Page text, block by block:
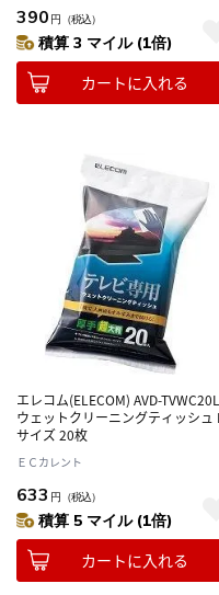
390 円 （税込）
積算 3 マイル (1倍)
カートに入れる
エレコム(ELECOM) AVD-
ウェットクリーニングティッシュ L
サイズ 20枚
ＥＣカレント
633 円 （税込）
積算 5 マイル (1倍)
カートに入れる